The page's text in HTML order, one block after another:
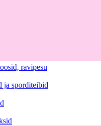
ravipesu
ja sporditeibid